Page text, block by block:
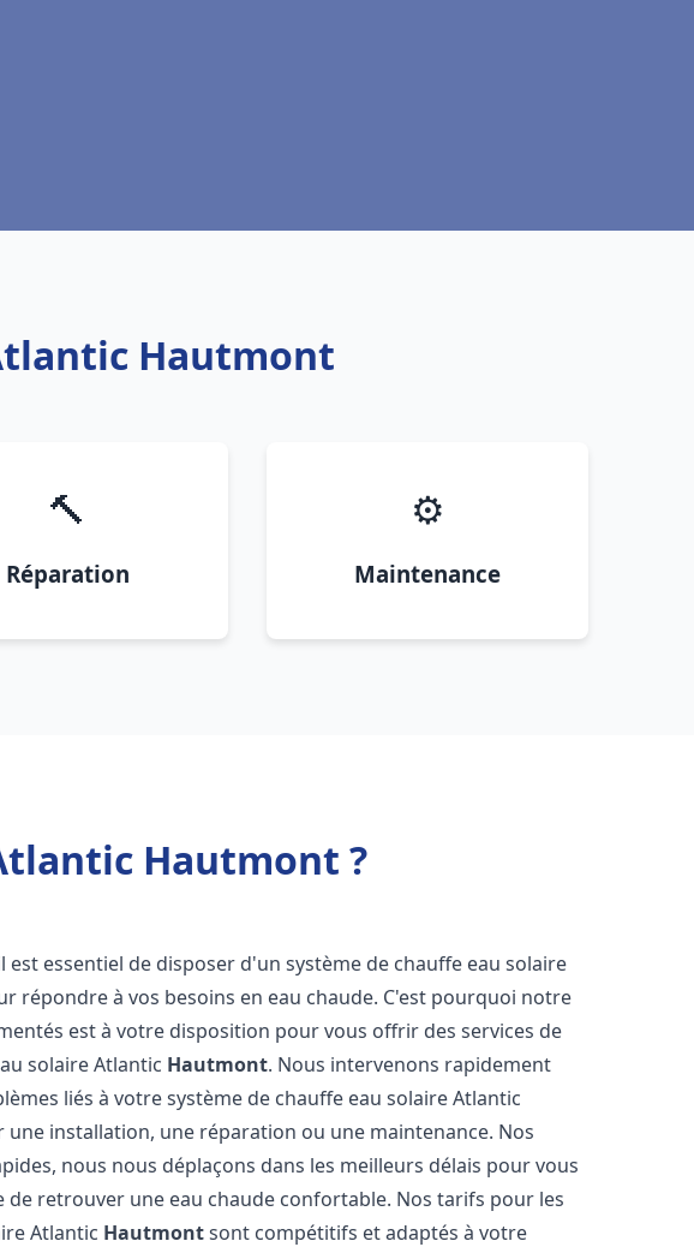
Hautmont
🔨
Réparation
⚙️
Maintenance
Hautmont ?
est essentiel de disposer d'un système de chauffe eau solaire
répondre à vos besoins en eau chaude. C'est pourquoi notre
est à votre disposition pour vous offrir des services de
solaire Atlantic Hautmont. Nous intervenons rapidement
liés à votre système de chauffe eau solaire Atlantic
une installation, une réparation ou une maintenance. Nos
nous nous déplaçons dans les meilleurs délais pour vous
retrouver une eau chaude confortable. Nos tarifs pour les
Atlantic Hautmontsont compétitifs et adaptés à votre